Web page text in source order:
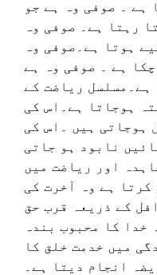
ہے ۔ صوفی وہ ہے جو
رہتا ہے۔ صوفی وہ
ہوتا ہے۔صوفی وہ
ہے ۔ صوفی وہ ہے
ہے۔مسلسل ریاضت کے
ہوجاتا ہے۔اس کی
ہوجاتی ہیں ۔اس کی
نابود ہو جاتی
اور ریاضت میں
کرتا ہے وہ آخرت کی
کے ذریعہ قرب حق
خدا کا محبوب بندہ
میں خدمت خلق کا
انجام دیتا ہے۔